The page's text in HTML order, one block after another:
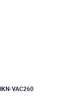
VAC260